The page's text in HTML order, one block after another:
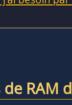
RAM